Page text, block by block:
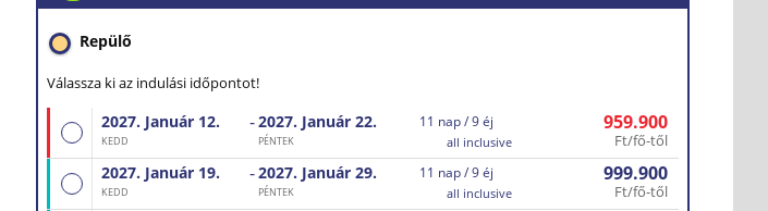
Repülő
Válassza ki az indulási időpontot!
2027. Január 12.
KEDD
-2027. Január 22.
PÉNTEK
11 nap / 9 éj
all inclusive
959.900
Ft/fő-től
2027. Január 19.
KEDD
-2027. Január 29.
PÉNTEK
11 nap / 9 éj
all inclusive
999.900
Ft/fő-től